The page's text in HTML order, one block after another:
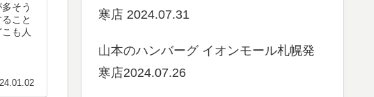
そう
こと
も人
寒店 2024.07.31
山本のハンバーグ イオンモール札幌発
寒店2024.07.26